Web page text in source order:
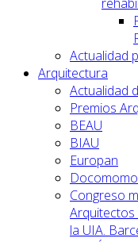
Actualidad
Arquitectura
Actualidad
Premios
BEAU
BIAU
Europan
Congreso
Arquitectos
la UIA.